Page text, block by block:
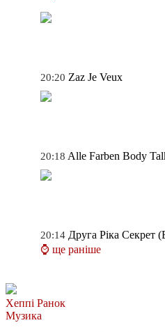
20:20 Zaz Je Veux
20:18 Alle Farben Body
20:14 Друга Ріка Секрет
⌚ ще раніше
Хеппі Ранок
Музика